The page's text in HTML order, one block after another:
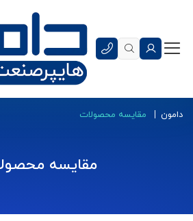
دامون مقایسه محصولات
مقایسه